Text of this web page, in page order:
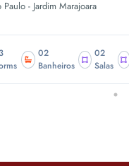
Paulo - Jardim Marajoara
02
Banheiros
02
Salas